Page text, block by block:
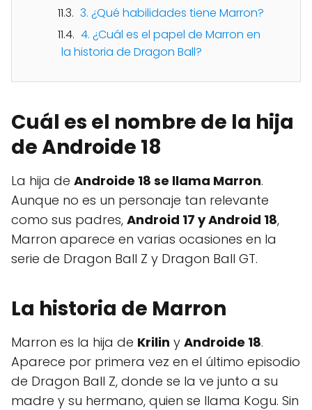
3. ¿Qué habilidades tiene Marron?
4. ¿Cuál es el papel de Marron en
la historia de Dragon Ball?
Cuál es el nombre de la hija
de Androide 18
La hija de Androide 18 se llama Marron.
Aunque no es un personaje tan relevante
como sus padres, Android 17 y Android 18,
Marron aparece en varias ocasiones en la
serie de Dragon Ball Z y Dragon Ball GT.
La historia de Marron
Marron es la hija de Krilin y Androide 18.
Aparece por primera vez en el último episodio
de Dragon Ball Z, donde se la ve junto a su
madre y su hermano, quien se llama Kogu. Sin